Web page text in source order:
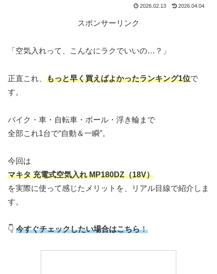
2026.02.13 2026.04.04
スポンサーリンク
「空気入れって、こんなにラクでいいの…？」
正直これ、 もっと早く買えばよかったランキング1位で
す。
バイク・車・自転車・ボール・浮き輪まで
全部これ1台で“自動＆一瞬”。
今回は
マキタ 充電式空気入れ MP180DZ（18V）
を実際に使って感じたメリットを、リアル目線で紹介しま
す。
👇 今すぐチェックしたい場合はこちら！